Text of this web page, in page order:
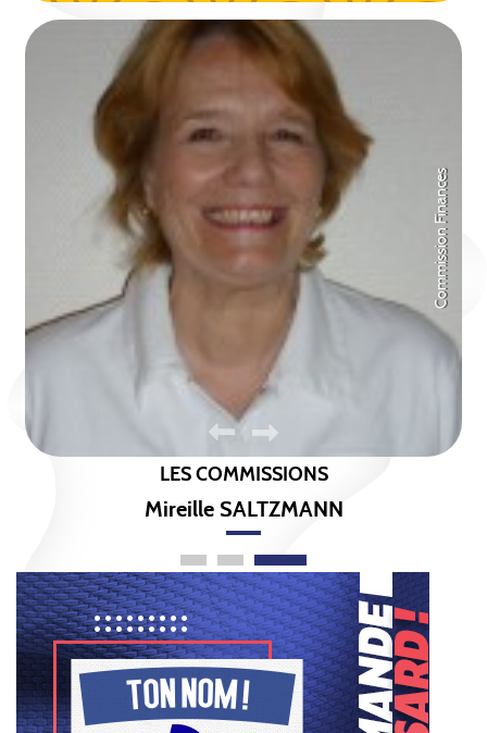
CONSEIL D'ADMINISTRATION
Lionel GIGLI